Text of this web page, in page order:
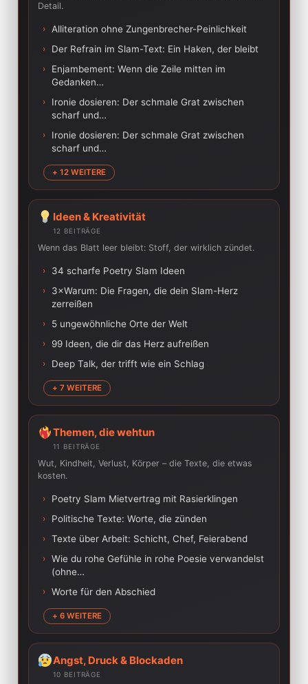
Detail.
› Alliteration ohne Zungenbrecher-Peinlichkeit
› Der Refrain im Slam-Text: Ein Haken, der bleibt
›
Enjambement: Wenn die Zeile mitten im
Gedanken…
›
Ironie dosieren: Der schmale Grat zwischen
scharf und…
›
Ironie dosieren: Der schmale Grat zwischen
scharf und…
+ 12 WEITERE
Ideen & Kreativität
12 BEITRÄGE
Wenn das Blatt leer bleibt: Stoff, der wirklich zündet.
› 34 scharfe Poetry Slam Ideen
›
3×Warum: Die Fragen, die dein Slam-Herz
zerreißen
› 5 ungewöhnliche Orte der Welt
› 99 Ideen, die dir das Herz aufreißen
› Deep Talk, der trifft wie ein Schlag
+ 7 WEITERE
Themen, die wehtun
11 BEITRÄGE
Wut, Kindheit, Verlust, Körper – die Texte, die etwas
kosten.
› Poetry Slam Mietvertrag mit Rasierklingen
› Politische Texte: Worte, die zünden
› Texte über Arbeit: Schicht, Chef, Feierabend
› Wie du rohe Gefühle in rohe Poesie verwandelst
(ohne…
› Worte für den Abschied
+ 6 WEITERE
Angst, Druck & Blockaden
10 BEITRÄGE